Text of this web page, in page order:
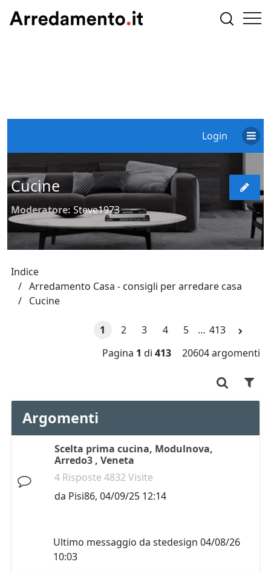
Login
Cucine
Moderatore:Steve1973
Indice
Arredamento Casa - consigli per arredare casa
Cucine
1 2 3 4 5 … 413
Pagina 1 di 413 20604 argomenti
Argomenti
Scelta prima cucina, Modulnova,
Arredo3 , Veneta
4 Risposte 4832 Visite
da Pisi86, 04/09/25 12:14
Ultimo messaggio da stedesign 04/08/26
10:03